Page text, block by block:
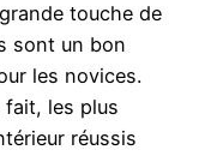
touche de
sont un bon
les novices.
fait, les plus
réussis